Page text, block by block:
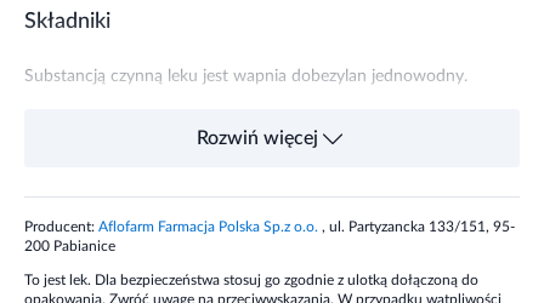
Składniki
Substancją czynną leku jest wapnia dobezylan jednowodny.
Każda tabletka zawiera 500 mg wapnia dobezylanu
jednowodna, krzemionka koloidalna bezwodna, talk,
Rozwiń więcej
Producent: Aflofarm Farmacja Polska Sp.z o.o. , ul. Partyzancka 133/151, 95-
200 Pabianice
To jest lek. Dla bezpieczeństwa stosuj go zgodnie z ulotką dołączoną do
opakowania. Zwróć uwagę na przeciwwskazania. W przypadku wątpliwości